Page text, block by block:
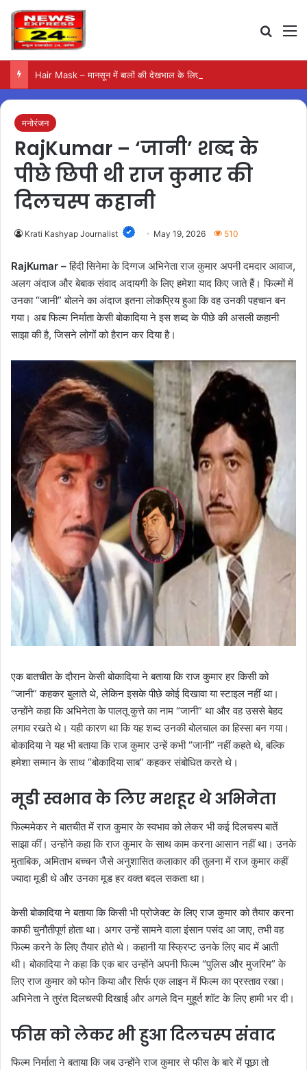
Hair Mask – मानसून में बालों की देखभाल के लिए आजमाएं अंडे का मास्क
मनोरंजन
RajKumar – ‘जानी’ शब्द के
पीछे छिपी थी राज कुमार की
दिलचस्प कहानी
Krati Kashyap Journalist May 19, 2026 510
RajKumar –हिंदी सिनेमा के दिग्गज अभिनेता राज कुमार अपनी दमदार आवाज,
अलग अंदाज और बेबाक संवाद अदायगी के लिए हमेशा याद किए जाते हैं। फिल्मों में
उनका “जानी” बोलने का अंदाज इतना लोकप्रिय हुआ कि वह उनकी पहचान बन
गया। अब फिल्म निर्माता केसी बोकादिया ने इस शब्द के पीछे की असली कहानी
साझा की है, जिसने लोगों को हैरान कर दिया है।
एक बातचीत के दौरान केसी बोकादिया ने बताया कि राज कुमार हर किसी को
“जानी” कहकर बुलाते थे, लेकिन इसके पीछे कोई दिखावा या स्टाइल नहीं था।
उन्होंने कहा कि अभिनेता के पालतू कुत्ते का नाम “जानी” था और वह उससे बेहद
लगाव रखते थे। यही कारण था कि यह शब्द उनकी बोलचाल का हिस्सा बन गया।
बोकादिया ने यह भी बताया कि राज कुमार उन्हें कभी “जानी” नहीं कहते थे, बल्कि
हमेशा सम्मान के साथ “बोकादिया साब” कहकर संबोधित करते थे।
मूडी स्वभाव के लिए मशहूर थे अभिनेता
फिल्ममेकर ने बातचीत में राज कुमार के स्वभाव को लेकर भी कई दिलचस्प बातें
साझा कीं। उन्होंने कहा कि राज कुमार के साथ काम करना आसान नहीं था। उनके
मुताबिक, अमिताभ बच्चन जैसे अनुशासित कलाकार की तुलना में राज कुमार कहीं
ज्यादा मूडी थे और उनका मूड हर वक्त बदल सकता था।
केसी बोकादिया ने बताया कि किसी भी प्रोजेक्ट के लिए राज कुमार को तैयार करना
काफी चुनौतीपूर्ण होता था। अगर उन्हें सामने वाला इंसान पसंद आ जाए, तभी वह
फिल्म करने के लिए तैयार होते थे। कहानी या स्क्रिप्ट उनके लिए बाद में आती
थी। बोकादिया ने कहा कि एक बार उन्होंने अपनी फिल्म “पुलिस और मुजरिम” के
लिए राज कुमार को फोन किया और सिर्फ एक लाइन में फिल्म का प्रस्ताव रखा।
अभिनेता ने तुरंत दिलचस्पी दिखाई और अगले दिन मुहूर्त शॉट के लिए हामी भर दी।
फीस को लेकर भी हुआ दिलचस्प संवाद
फिल्म निर्माता ने बताया कि जब उन्होंने राज कुमार से फीस के बारे में पूछा तो